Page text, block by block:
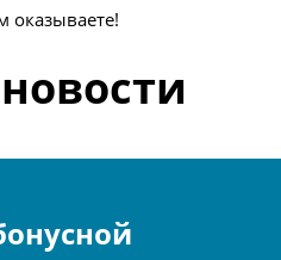
оказываете!